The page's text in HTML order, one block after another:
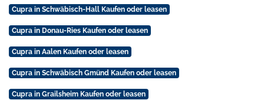
Cupra in Schwäbisch-Hall Kaufen oder leasen
Cupra in Donau-Ries Kaufen oder leasen
Cupra in Aalen Kaufen oder leasen
Cupra in Schwäbisch Gmünd Kaufen oder leasen
Cupra in Grailsheim Kaufen oder leasen